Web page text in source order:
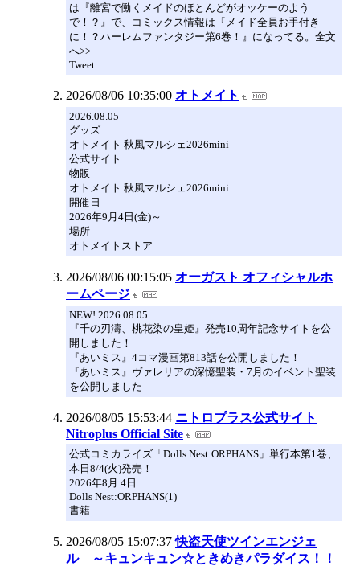
は『離宮で働くメイドのほとんどがオッケーのよう
で！？』で、コミックス情報は『メイド全員お手付き
に！？ハーレムファンタジー第6巻！』になってる。全文
へ>>
Tweet
2026/08/06 10:35:00 オトメイト
2026.08.05
グッズ
オトメイト 秋風マルシェ2026mini
公式サイト
物販
オトメイト 秋風マルシェ2026mini
開催日
2026年9月4日(金)～
場所
オトメイトストア
2026/08/06 00:15:05 オーガスト オフィシャルホ
ームページ
NEW! 2026.08.05
『千の刃濤、桃花染の皇姫』発売10周年記念サイトを公
開しました！
『あいミス』4コマ漫画第813話を公開しました！
『あいミス』ヴァレリアの深憶聖装・7月のイベント聖装
を公開しました
2026/08/05 15:53:44 ニトロプラス公式サイト
Nitroplus Official Site
公式コミカライズ「Dolls Nest:ORPHANS」単行本第1巻、
本日8/4(火)発売！
2026年8月 4日
Dolls Nest:ORPHANS(1)
書籍
2026/08/05 15:07:37 快盗天使ツインエンジェ
ル ～キュンキュン☆ときめきパラダイス！！